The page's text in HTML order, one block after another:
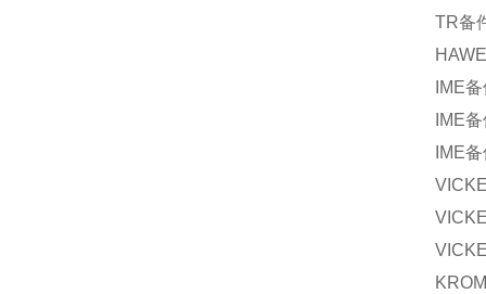
TR备
HAWE
IME备
IME备
IME备